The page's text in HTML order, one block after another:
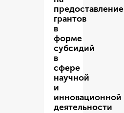
предоставление
грантов
в
форме
субсидий
в
сфере
научной
и
инновационной
деятельности